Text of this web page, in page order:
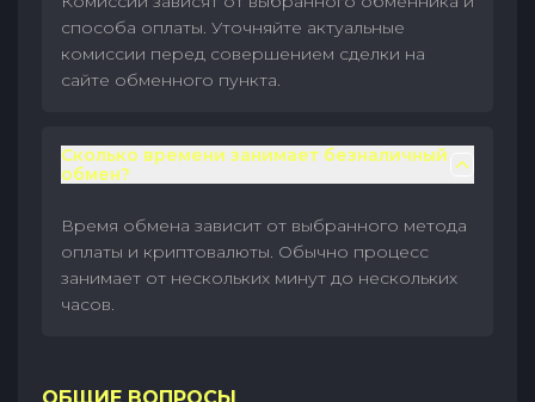
способа оплаты. Уточняйте актуальные
комиссии перед совершением сделки на
сайте обменного пункта.
Сколько времени занимает безналичный
обмен?
Время обмена зависит от выбранного метода
оплаты и криптовалюты. Обычно процесс
занимает от нескольких минут до нескольких
часов.